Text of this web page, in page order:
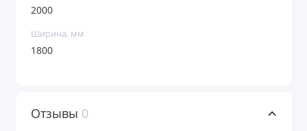
2000
Ширина, мм
1800
Отзывы 0